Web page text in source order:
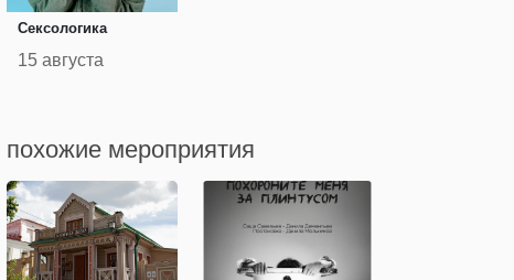
Сексологика
15 августа
похожие мероприятия